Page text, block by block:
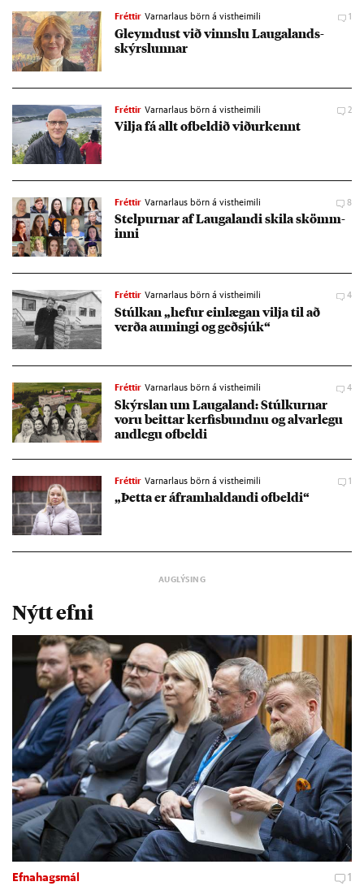
Fréttir Varnarlaus börn á vistheimili 1
Gleymd­ust við vinnslu Lauga­lands­
skýrsl­unn­ar
Fréttir Varnarlaus börn á vistheimili 2
Vilja fá allt of­beld­ið við­ur­kennt
Fréttir Varnarlaus börn á vistheimili 8
Stelp­urn­ar af Laugalandi skila skömm­
inni
Fréttir Varnarlaus börn á vistheimili 4
Stúlk­an „hef­ur ein­læg­an vilja til að
verða aum­ingi og geð­sjúk“
Fréttir Varnarlaus börn á vistheimili 4
Skýrsl­an um Lauga­land: Stúlk­urn­ar
voru beitt­ar kerf­is­bundnu og al­var­legu
and­legu of­beldi
Fréttir Varnarlaus börn á vistheimili 1
„Þetta er áfram­hald­andi of­beldi“
Nýtt efni
Efnahagsmál 1